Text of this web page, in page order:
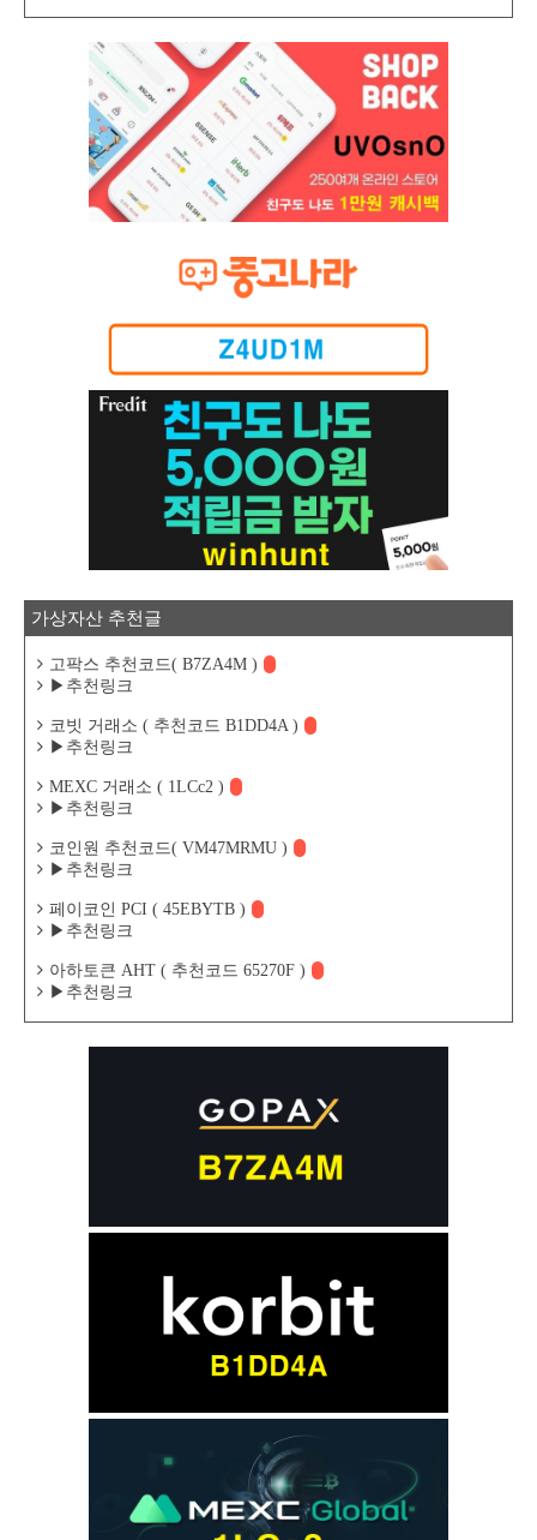
가상자산 추천글
고팍스 추천코드( B7ZA4M )
▶추천링크
코빗 거래소 ( 추천코드 B1DD4A )
▶추천링크
MEXC 거래소 ( 1LCc2 )
▶추천링크
코인원 추천코드( VM47MRMU )
▶추천링크
페이코인 PCI ( 45EBYTB )
▶추천링크
아하토큰 AHT ( 추천코드 65270F )
▶추천링크